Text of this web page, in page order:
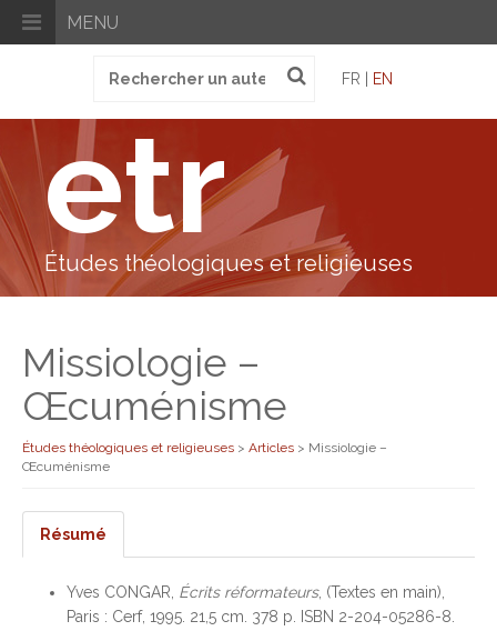
MENU
pour
FR | EN
etr
Études théologiques et religieuses
Missiologie –
Œcuménisme
Études théologiques et religieuses > Articles > Missiologie –
Œcuménisme
Résumé
Yves CONGAR, Écrits réformateurs, (Textes en main),
Paris : Cerf, 1995. 21,5 cm. 378 p. ISBN 2-204-05286-8.